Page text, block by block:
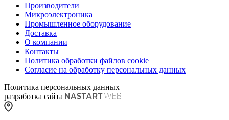
Производители
Микроэлектроника
Промышленное оборудование
Доставка
О компании
Контакты
Политика обработки файлов cookie
Согласие на обработку персональных данных
Политика персональных данных
разработка сайта